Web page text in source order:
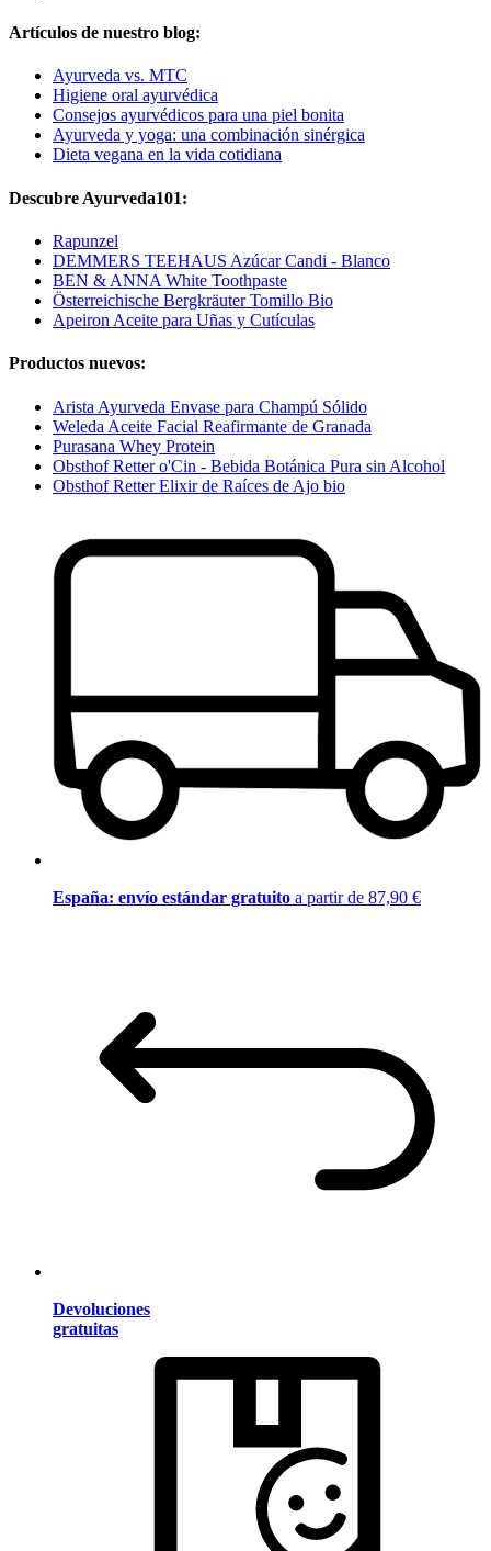
Artículos de nuestro blog:
Ayurveda vs. MTC
Higiene oral ayurvédica
Consejos ayurvédicos para una piel bonita
Ayurveda y yoga: una combinación sinérgica
Dieta vegana en la vida cotidiana
Descubre Ayurveda101:
Rapunzel
DEMMERS TEEHAUS Azúcar Candi - Blanco
BEN & ANNA White Toothpaste
Österreichische Bergkräuter Tomillo Bio
Apeiron Aceite para Uñas y Cutículas
Productos nuevos:
Arista Ayurveda Envase para Champú Sólido
Weleda Aceite Facial Reafirmante de Granada
Purasana Whey Protein
Obsthof Retter o'Cin - Bebida Botánica Pura sin Alcohol
Obsthof Retter Elixir de Raíces de Ajo bio
España: envío estándar gratuito a partir de 87,90 €
Devoluciones
gratuitas